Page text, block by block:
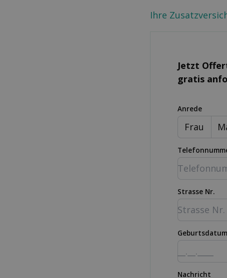
Ihre
Jetzt
gratis
Anrede
Frau
Strasse Nr.
Geburtsdatum
Nachricht